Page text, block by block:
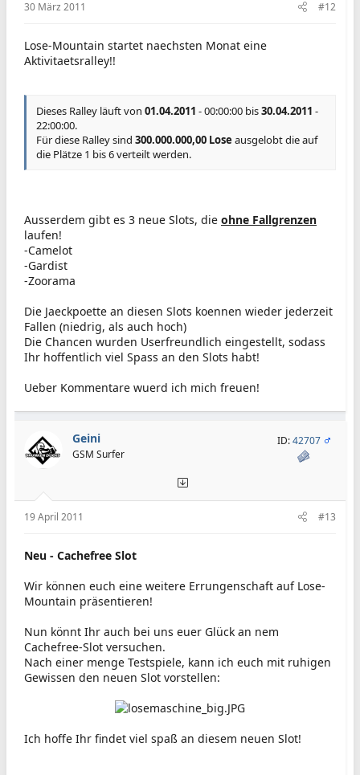
30 März 2011 #12
Lose-Mountain startet naechsten Monat eine
Aktivitaetsralley!!
Dieses Ralley läuft von 01.04.2011 - 00:00:00 bis30.04.2011 -
22:00:00.
Für diese Ralley sind 300.000.000,00 Lose ausgelobt die auf
die Plätze 1 bis 6 verteilt werden.
Ausserdem gibt es 3 neue Slots, die ohne Fallgrenzen
laufen!
-Camelot
-Gardist
-Zoorama
Die Jaeckpoette an diesen Slots koennen wieder jederzeit
Fallen (niedrig, als auch hoch)
Die Chancen wurden Userfreundlich eingestellt, sodass
Ihr hoffentlich viel Spass an den Slots habt!
Ueber Kommentare wuerd ich mich freuen!
Geini
GSM Surfer
ID:42707
19 April 2011 #13
Neu - Cachefree Slot
Wir können euch eine weitere Errungenschaft auf Lose-
Mountain präsentieren!
Nun könnt Ihr auch bei uns euer Glück an nem
Cachefree-Slot versuchen.
Nach einer menge Testspiele, kann ich euch mit ruhigen
Gewissen den neuen Slot vorstellen:
Ich hoffe Ihr findet viel spaß an diesem neuen Slot!